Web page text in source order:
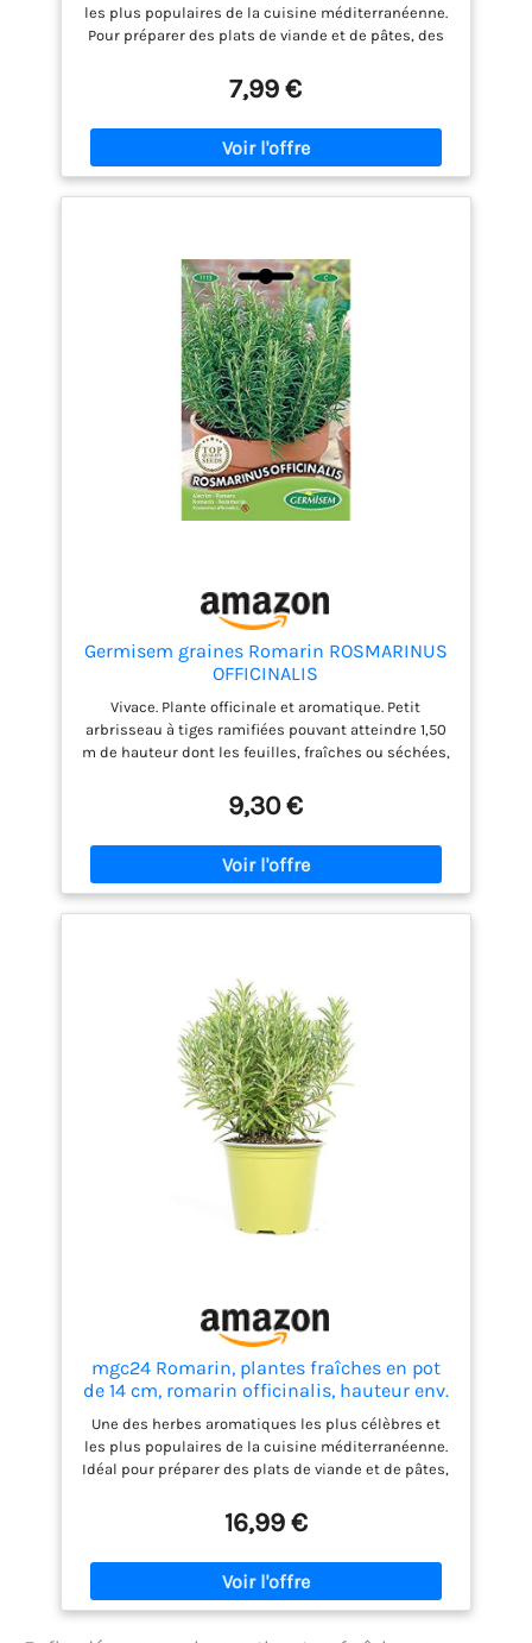
les plus populaires de la cuisine méditerranéenne.
Pour préparer des plats de viande et de pâtes, des
fraîche de qualité premium, adaptée pour un plaisir
immédiat. Intérieur, Extérieur, Emplacement :
ensoleillé-semi-ombragé, Besoin en eau : moyen
Remarque : les plantes sont des produits naturels
et peuvent varier en forme, taille, couleur et
apparence par rapport à l'image.
7,99 €
Germisem graines Romarin ROSMARINUS
OFFICINALIS
Vivace. Plante officinale et aromatique. Petit
arbrisseau à tiges ramifiées pouvant atteindre 1,50
m de hauteur dont les feuilles, fraîches ou séchées,
les grillades de viandes. Semez en caissette ou en
pot à 1 cm de profondeur. Cultivez‑les à une
température de 20°C. Fin mai, repiquez les
plantules, en les espaçant de 40 cm, de préférence
dans un endroit ensoleillé, ou dan un pot. Récoltez
de mars à novembre, l'année suivant le semis.
profondeur dans un pot à 20 degrés fin mai Facile à
cultiver
9,30 €
mgc24 Romarin, plantes fraîches en pot
de 14 cm, romarin officinalis, hauteur env.
10 cm, 3 pièces
Une des herbes aromatiques les plus célèbres et
les plus populaires de la cuisine méditerranéenne.
Idéal pour préparer des plats de viande et de pâtes,
poisson. Plantes d'épices fraîches de qualité
supérieure, pour un plaisir immédiat. Pour
intérieur, extérieur, emplacement : ensoleillé et
semi-ombragé, consommation d'eau : moyenne
Remarque : les plantes sont des produits naturels
16,99 €